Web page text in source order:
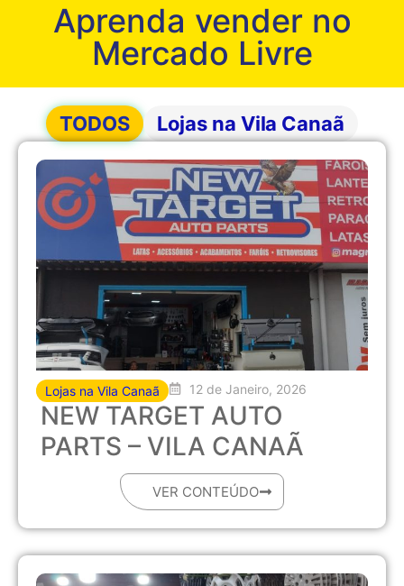
Aprenda vender no
Mercado Livre
Lojas na Vila Canaã
TODOS
Lojas na Vila Canaã 12 de Janeiro, 2026
NEW TARGET AUTO
PARTS – VILA CANAÃ
VER CONTEÚDO